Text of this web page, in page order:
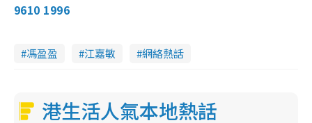
9610 1996
馮盈盈 江嘉敏 網絡熱話
港生活人氣本地熱話